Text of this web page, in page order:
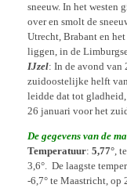
sneeuw. In het westen
over en smolt de
Utrecht, Brabant en
liggen, in de
IJzel: In de avond van
zuidoostelijke helft
leidde dat tot
26 januari voor het
De gegevens van de
Temperatuur: 5,77°,
3,6°. De laagste
-6,7° te Maastricht, op